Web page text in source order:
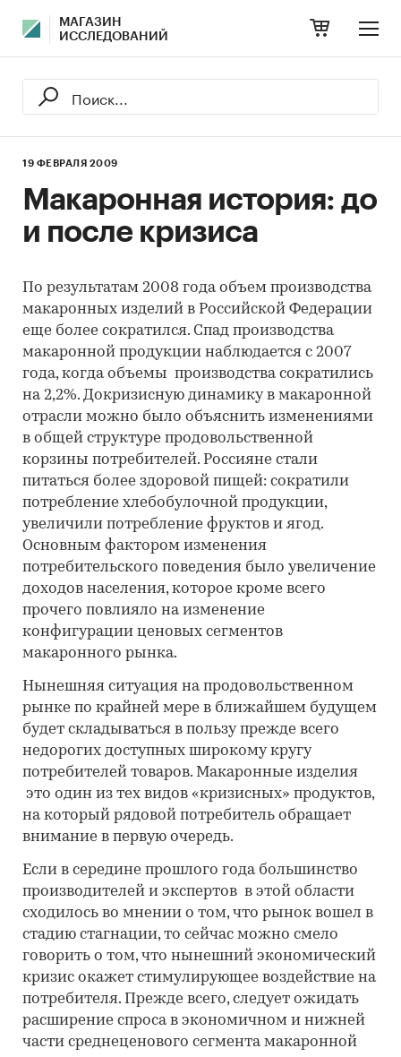
МАГАЗИН
ИССЛЕДОВАНИЙ
19 ФЕВРАЛЯ 2009
Макаронная история: до
и после кризиса
По результатам 2008 года объем производства
макаронных изделий в Российской Федерации
еще более сократился. Спад производства
макаронной продукции наблюдается с 2007
года, когда объемы производства сократились
на 2,2%. Докризисную динамику в макаронной
отрасли можно было объяснить изменениями
в общей структуре продовольственной
корзины потребителей. Россияне стали
питаться более здоровой пищей: сократили
потребление хлебобулочной продукции,
увеличили потребление фруктов и ягод.
Основным фактором изменения
потребительского поведения было увеличение
доходов населения, которое кроме всего
прочего повлияло на изменение
конфигурации ценовых сегментов
макаронного рынка.
Нынешняя ситуация на продовольственном
рынке по крайней мере в ближайшем будущем
будет складываться в пользу прежде всего
недорогих доступных широкому кругу
потребителей товаров. Макаронные изделия
это один из тех видов «кризисных» продуктов,
на который рядовой потребитель обращает
внимание в первую очередь.
Если в середине прошлого года большинство
производителей и экспертов в этой области
сходилось во мнении о том, что рынок вошел в
стадию стагнации, то сейчас можно смело
говорить о том, что нынешний экономический
кризис окажет стимулирующее воздействие на
потребителя. Прежде всего, следует ожидать
расширение спроса в экономичном и нижней
части среднеценового сегмента макаронной